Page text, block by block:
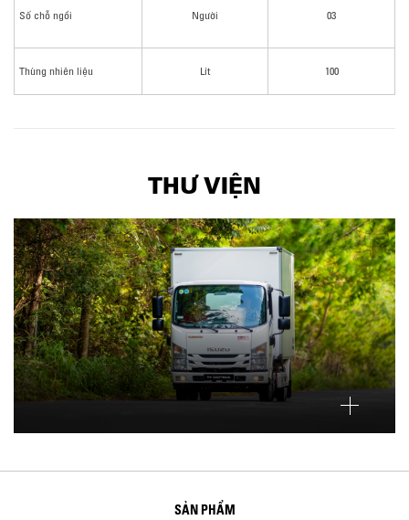
Số chỗ ngồi Người 03
Thùng nhiên liệu Lít 100
THƯ VIỆN
SẢN PHẨM